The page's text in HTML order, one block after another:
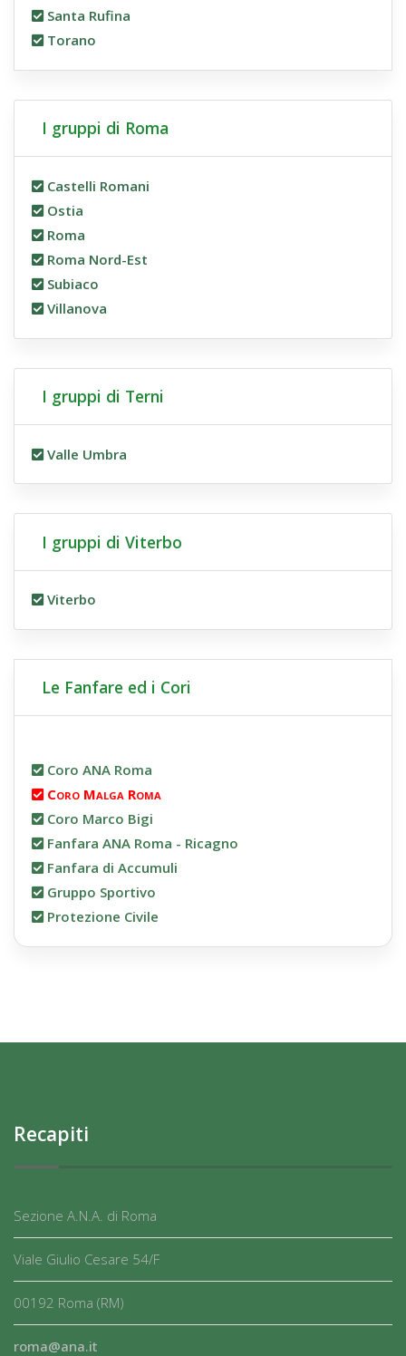
Santa Rufina
Torano
I gruppi di Roma
Castelli Romani
Ostia
Roma
Roma Nord-Est
Subiaco
Villanova
I gruppi di Terni
Valle Umbra
I gruppi di Viterbo
Viterbo
Le Fanfare ed i Cori
Coro ANA Roma
Coro Malga Roma
Coro Marco Bigi
Fanfara ANA Roma - Ricagno
Fanfara di Accumuli
Gruppo Sportivo
Protezione Civile
Recapiti
Sezione A.N.A. di Roma
Viale Giulio Cesare 54/F
00192 Roma (RM)
roma@ana.it